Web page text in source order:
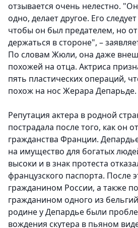
отзывается очень нелестно.
одно, делает другое. Его
чтобы он был предателем, но
держаться в стороне", –
По словам Жюли, она даже
похожей на отца. Актриса
пять пластических операций,
похож на нос Жерара Депарьде.
Репутация актера в родной
пострадала после того, как он
гражданства Франции.
на имущество для богатых
высоки и в знак протеста
французского паспорта. После
гражданином России, а также
гражданином одного из
родине у Депардье были
вождения скутера в пьяном